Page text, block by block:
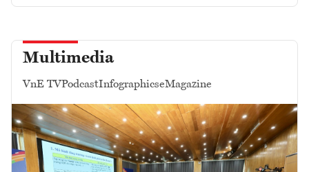
Multimedia
VnE TVPodcastInfographicseMagazine